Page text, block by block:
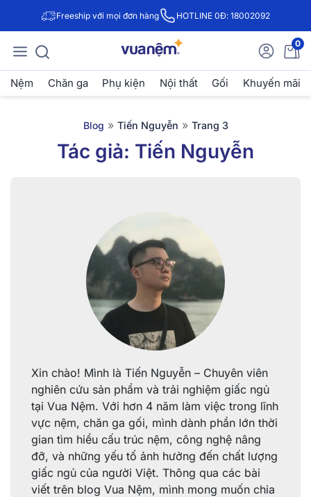
Freeship với mọi đơn hàng HOTLINE 0Đ: 18002092
0
Nệm Chăn ga Phụ kiện Nội thất Gối Khuyến mãi
Blog » Tiến Nguyễn » Trang 3
Tác giả: Tiến Nguyễn
Xin chào! Mình là Tiến Nguyễn – Chuyên viên
nghiên cứu sản phẩm và trải nghiệm giấc ngủ
tại Vua Nệm. Với hơn 4 năm làm việc trong lĩnh
vực nệm, chăn ga gối, mình dành phần lớn thời
gian tìm hiểu cấu trúc nệm, công nghệ nâng
đỡ, và những yếu tố ảnh hưởng đến chất lượng
giấc ngủ của người Việt. Thông qua các bài
viết trên blog Vua Nệm, mình mong muốn chia